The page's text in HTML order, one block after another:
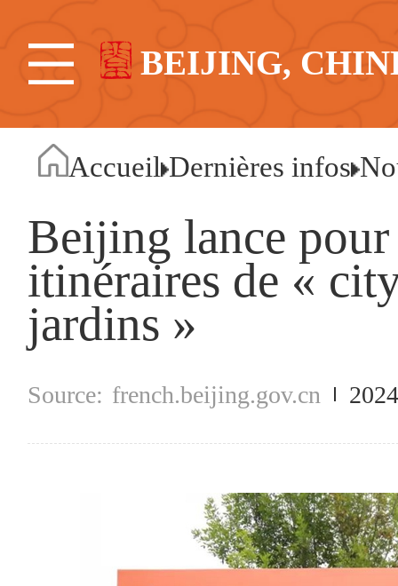
BEIJING,
Accueil Dernières infos
Beijing lance
itinéraires de «
jardins »
french.beijing.gov.cn